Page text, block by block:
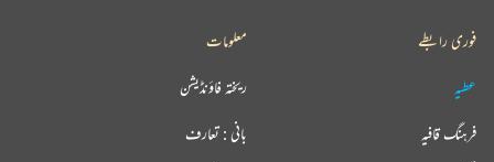
فوری رابطے
عطیہ
فرہنگ قافیہ
معلومات
ریختہ فاؤنڈیشن
بانی : تعارف